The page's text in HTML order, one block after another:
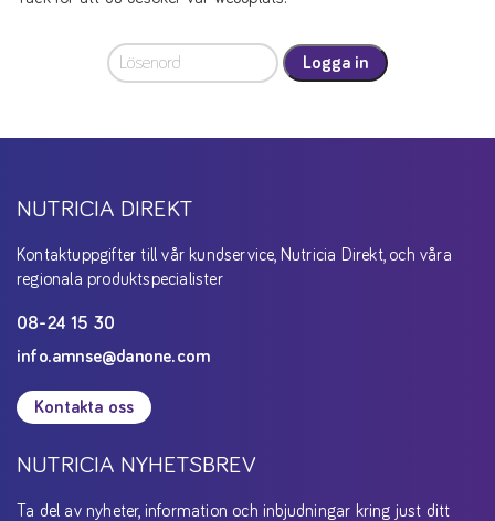
Logga in
NUTRICIA DIREKT
Kontaktuppgifter till vår kundservice, Nutricia Direkt, och våra
regionala produktspecialister
08-24 15 30
info.amnse@danone.com
Kontakta oss
NUTRICIA NYHETSBREV
Ta del av nyheter, information och inbjudningar kring just ditt